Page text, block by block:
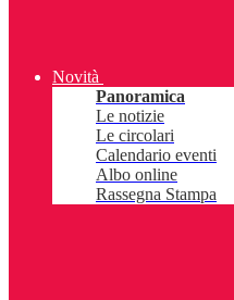
Novità
Panoramica
Le notizie
Le circolari
Calendario eventi
Albo online
Rassegna Stampa